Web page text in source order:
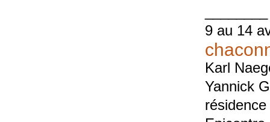
9 au 14
Karl
Yannick
résidence